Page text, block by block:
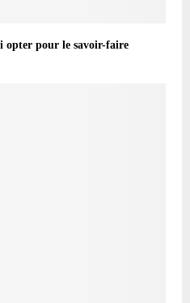
opter pour le savoir-faire